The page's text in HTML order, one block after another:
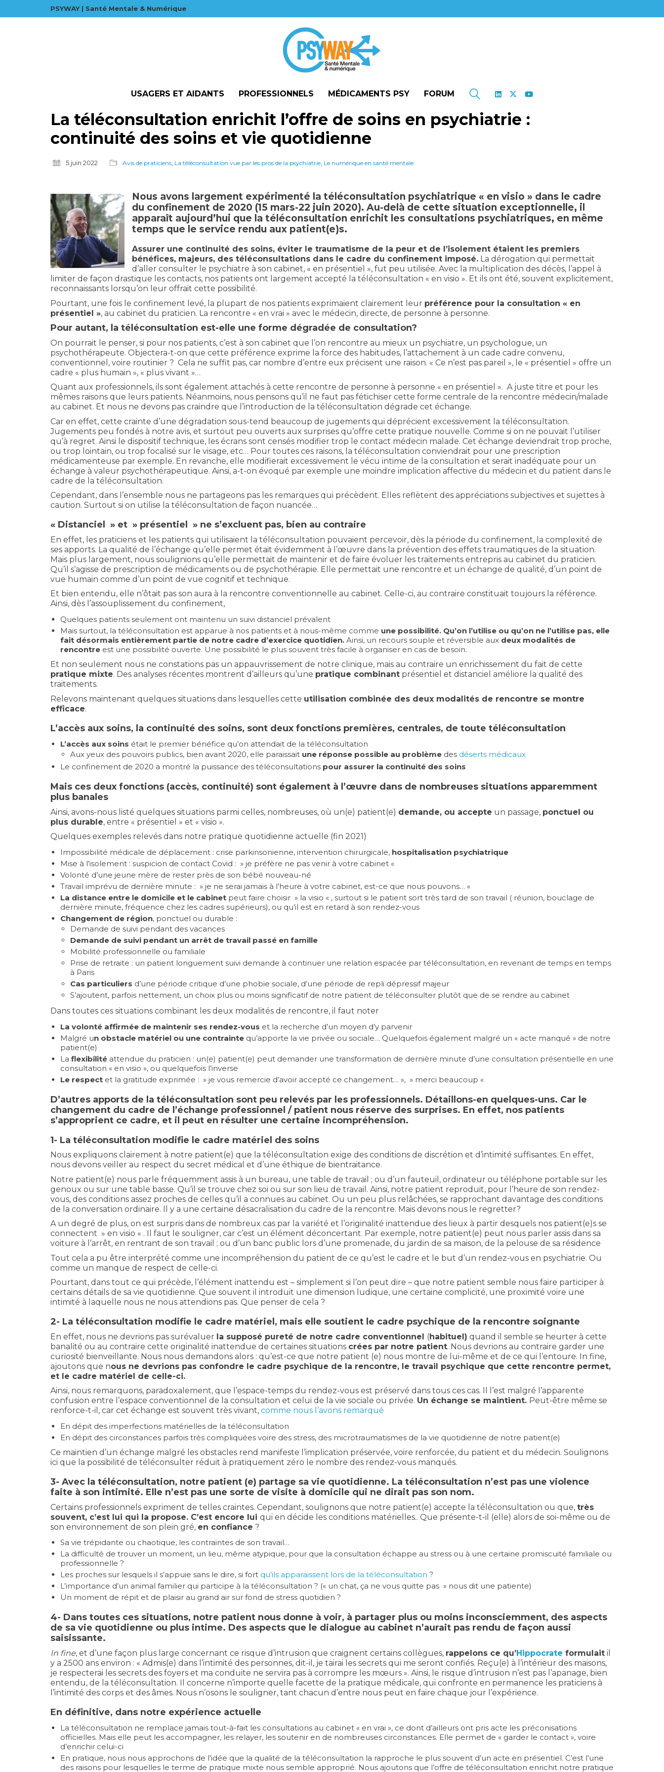
PSYWAY | Santé Mentale & Numérique
USAGERS ET AIDANTS PROFESSIONNELS MÉDICAMENTS PSY FORUM
La téléconsultation enrichit l’offre de soins en psychiatrie :
continuité des soins et vie quotidienne
5 juin 2022 Avis de praticiens La téléconsultation vue par les pros de la psychiatrie Le numérique en santé mentale
Nous avons largement expérimenté la téléconsultation psychiatrique « en visio » dans le cadre
du confinement de 2020 (15 mars-22 juin 2020). Au-delà de cette situation exceptionnelle, il
apparaît aujourd’hui que la téléconsultation enrichit les consultations psychiatriques, en même
temps que le service rendu aux patient(e)s.
Assurer une continuité des soins, éviter le traumatisme de la peur et de l’isolement étaient les premiers
bénéfices, majeurs, des téléconsultations dans le cadre du confinement imposé. La dérogation qui permettait
d’aller consulter le psychiatre à son cabinet, « en présentiel », fut peu utilisée. Avec la multiplication des décès, l’appel à
limiter de façon drastique les contacts, nos patients ont largement accepté la téléconsultation « en visio ». Et ils ont été, souvent explicitement,
reconnaissants lorsqu’on leur offrait cette possibilité.
Pourtant, une fois le confinement levé, la plupart de nos patients exprimaient clairement leur préférence pour la consultation « en
présentiel », au cabinet du praticien. La rencontre « en vrai » avec le médecin, directe, de personne à personne.
Pour autant, la téléconsultation est-elle une forme dégradée de consultation?
On pourrait le penser, si pour nos patients, c’est à son cabinet que l’on rencontre au mieux un psychiatre, un psychologue, un
psychothérapeute. Objectera-t-on que cette préférence exprime la force des habitudes, l’attachement à un cade cadre convenu,
conventionnel, voire routinier ? Cela ne suffit pas, car nombre d’entre eux précisent une raison. « Ce n’est pas pareil », le « présentiel » offre un
cadre « plus humain », « plus vivant »…
Quant aux professionnels, ils sont également attachés à cette rencontre de personne à personne « en présentiel ». A juste titre et pour les
mêmes raisons que leurs patients. Néanmoins, nous pensons qu’il ne faut pas fétichiser cette forme centrale de la rencontre médecin/malade
au cabinet. Et nous ne devons pas craindre que l’introduction de la téléconsultation dégrade cet échange.
Car en effet, cette crainte d’une dégradation sous-tend beaucoup de jugements qui déprécient excessivement la téléconsultation.
Jugements peu fondés à notre avis, et surtout peu ouverts aux surprises qu’offre cette pratique nouvelle. Comme si on ne pouvait l’utiliser
qu’à regret. Ainsi le dispositif technique, les écrans sont censés modifier trop le contact médecin malade. Cet échange deviendrait trop proche,
ou trop lointain, ou trop focalisé sur le visage, etc… Pour toutes ces raisons, la téléconsultation conviendrait pour une prescription
médicamenteuse par exemple. En revanche, elle modifierait excessivement le vécu intime de la consultation et serait inadéquate pour un
échange à valeur psychothérapeutique. Ainsi, a-t-on évoqué par exemple une moindre implication affective du médecin et du patient dans le
cadre de la téléconsultation.
Cependant, dans l’ensemble nous ne partageons pas les remarques qui précèdent. Elles reflètent des appréciations subjectives et sujettes à
caution. Surtout si on utilise la téléconsultation de façon nuancée…
« Distanciel » et » présentiel » ne s’excluent pas, bien au contraire
En effet, les praticiens et les patients qui utilisaient la téléconsultation pouvaient percevoir, dès la période du confinement, la complexité de
ses apports. La qualité de l’échange qu’elle permet était évidemment à l’œuvre dans la prévention des effets traumatiques de la situation.
Mais plus largement, nous soulignions qu’elle permettait de maintenir et de faire évoluer les traitements entrepris au cabinet du praticien.
Qu’il s’agisse de prescription de médicaments ou de psychothérapie. Elle permettait une rencontre et un échange de qualité, d’un point de
vue humain comme d’un point de vue cognitif et technique.
Et bien entendu, elle n’ôtait pas son aura à la rencontre conventionnelle au cabinet. Celle-ci, au contraire constituait toujours la référence.
Ainsi, dès l’assouplissement du confinement,
Quelques patients seulement ont maintenu un suivi distanciel prévalent
Mais surtout, la téléconsultation est apparue à nos patients et à nous-même comme une possibilité. Qu’on l’utilise ou qu’on ne l’utilise pas, elle
fait désormais entièrement partie de notre cadre d’exercice quotidien. Ainsi, un recours souple et réversible aux deux modalités de
rencontre est une possibilité ouverte. Une possibilité le plus souvent très facile à organiser en cas de besoin.
Et non seulement nous ne constations pas un appauvrissement de notre clinique, mais au contraire un enrichissement du fait de cette
pratique mixte. Des analyses récentes montrent d’ailleurs qu’une pratique combinant présentiel et distanciel améliore la qualité des
traitements.
Relevons maintenant quelques situations dans lesquelles cette utilisation combinée des deux modalités de rencontre se montre
efficace.
L’accès aux soins, la continuité des soins, sont deux fonctions premières, centrales, de toute téléconsultation
L’accès aux soins était le premier bénéfice qu’on attendait de la téléconsultation
Aux yeux des pouvoirs publics, bien avant 2020, elle paraissait une réponse possible au problème des déserts médicaux
Le confinement de 2020 a montré la puissance des téléconsultations pour assurer la continuité des soins
Mais ces deux fonctions (accès, continuité) sont également à l’œuvre dans de nombreuses situations apparemment
plus banales
Ainsi, avons-nous listé quelques situations parmi celles, nombreuses, où un(e) patient(e) demande, ou accepte un passage, ponctuel ou
plus durable, entre « présentiel » et « visio ».
Quelques exemples relevés dans notre pratique quotidienne actuelle (fin 2021)
Impossibilité médicale de déplacement : crise parkinsonienne, intervention chirurgicale, hospitalisation psychiatrique
Mise à l’isolement : suspicion de contact Covid : » je préfère ne pas venir à votre cabinet «
Volonté d’une jeune mère de rester près de son bébé nouveau-né
Travail imprévu de dernière minute : » je ne serai jamais à l’heure à votre cabinet, est-ce que nous pouvons… «
La distance entre le domicile et le cabinet peut faire choisir » la visio « , surtout si le patient sort très tard de son travail ( réunion, bouclage de
dernière minute, fréquence chez les cadres supérieurs), ou qu’il est en retard à son rendez-vous
Changement de région, ponctuel ou durable :
Demande de suivi pendant des vacances
Demande de suivi pendant un arrêt de travail passé en famille
Mobilité professionnelle ou familiale
Prise de retraite : un patient longuement suivi demande à continuer une relation espacée par téléconsultation, en revenant de temps en temps
à Paris
Cas particuliers d’une période critique d’une phobie sociale, d’une période de repli dépressif majeur
S’ajoutent, parfois nettement, un choix plus ou moins significatif de notre patient de téléconsulter plutôt que de se rendre au cabinet
Dans toutes ces situations combinant les deux modalités de rencontre, il faut noter
La volonté affirmée de maintenir ses rendez-vous et la recherche d’un moyen d’y parvenir
Malgré un obstacle matériel ou une contrainte qu’apporte la vie privée ou sociale… Quelquefois également malgré un « acte manqué » de notre
patient(e)
La flexibilité attendue du praticien : un(e) patient(e) peut demander une transformation de dernière minute d’une consultation présentielle en une
consultation « en visio », ou quelquefois l’inverse
Le respect et la gratitude exprimée : » je vous remercie d’avoir accepté ce changement… », » merci beaucoup «
D’autres apports de la téléconsultation sont peu relevés par les professionnels. Détaillons-en quelques-uns. Car le
changement du cadre de l’échange professionnel / patient nous réserve des surprises. En effet, nos patients
s’approprient ce cadre, et il peut en résulter une certaine incompréhension.
1- La téléconsultation modifie le cadre matériel des soins
Nous expliquons clairement à notre patient(e) que la téléconsultation exige des conditions de discrétion et d’intimité suffisantes. En effet,
nous devons veiller au respect du secret médical et d’une éthique de bientraitance.
Notre patient(e) nous parle fréquemment assis à un bureau, une table de travail ; ou d’un fauteuil, ordinateur ou téléphone portable sur les
genoux ou sur une table basse. Qu’il se trouve chez soi ou sur son lieu de travail. Ainsi, notre patient reproduit, pour l’heure de son rendez-
vous, des conditions assez proches de celles qu’il a connues au cabinet. Ou un peu plus relâchées, se rapprochant davantage des conditions
de la conversation ordinaire. Il y a une certaine désacralisation du cadre de la rencontre. Mais devons nous le regretter?
A un degré de plus, on est surpris dans de nombreux cas par la variété et l’originalité inattendue des lieux à partir desquels nos patient(e)s se
connectent » en visio « . Il faut le souligner, car c’est un élément déconcertant. Par exemple, notre patient(e) peut nous parler assis dans sa
voiture à l’arrêt, en rentrant de son travail ; ou d’un banc public lors d’une promenade, du jardin de sa maison, de la pelouse de sa résidence
Tout cela a pu être interprété comme une incompréhension du patient de ce qu’est le cadre et le but d’un rendez-vous en psychiatrie. Ou
comme un manque de respect de celle-ci.
Pourtant, dans tout ce qui précède, l’élément inattendu est – simplement si l’on peut dire – que notre patient semble nous faire participer à
certains détails de sa vie quotidienne. Que souvent il introduit une dimension ludique, une certaine complicité, une proximité voire une
intimité à laquelle nous ne nous attendions pas. Que penser de cela ?
2- La téléconsultation modifie le cadre matériel, mais elle soutient le cadre psychique de la rencontre soignante
En effet, nous ne devrions pas surévaluer la supposé pureté de notre cadre conventionnel (habituel) quand il semble se heurter à cette
banalité ou au contraire cette originalité inattendue de certaines situations crées par notre patient. Nous devrions au contraire garder une
curiosité bienveillante. Nous nous demandons alors : qu’est-ce que notre patient (e) nous montre de lui-même et de ce qui l’entoure. In fine,
ajoutons que nous ne devrions pas confondre le cadre psychique de la rencontre, le travail psychique que cette rencontre permet,
et le cadre matériel de celle-ci.
Ainsi, nous remarquons, paradoxalement, que l’espace-temps du rendez-vous est préservé dans tous ces cas. Il l’est malgré l’apparente
confusion entre l’espace conventionnel de la consultation et celui de la vie sociale ou privée. Un échange se maintient. Peut-être même se
renforce-t-il, car cet échange est souvent très vivant, comme nous l’avons remarqué
En dépit des imperfections matérielles de la téléconsultation
En dépit des circonstances parfois très compliquées voire des stress, des microtraumatismes de la vie quotidienne de notre patient(e)
Ce maintien d’un échange malgré les obstacles rend manifeste l’implication préservée, voire renforcée, du patient et du médecin. Soulignons
ici que la possibilité de téléconsulter réduit à pratiquement zéro le nombre des rendez-vous manqués.
3- Avec la téléconsultation, notre patient (e) partage sa vie quotidienne. La téléconsultation n’est pas une violence
faite à son intimité. Elle n’est pas une sorte de visite à domicile qui ne dirait pas son nom.
Certains professionnels expriment de telles craintes. Cependant, soulignons que notre patient(e) accepte la téléconsultation ou que, très
souvent, c’est lui qui la propose. C’est encore lui qui en décide les conditions matérielles.. Que présente-t-il (elle) alors de soi-même ou de
son environnement de son plein gré, en confiance ?
Sa vie trépidante ou chaotique, les contraintes de son travail…
La difficulté de trouver un moment, un lieu, même atypique, pour que la consultation échappe au stress ou à une certaine promiscuité familiale ou
professionnelle ?
Les proches sur lesquels il s’appuie sans le dire, si fort qu’ils apparaissent lors de la téléconsultation ?
L’importance d’un animal familier qui participe à la téléconsultation ? (« un chat, ça ne vous quitte pas » nous dit une patiente)
Un moment de répit et de plaisir au grand air sur fond de stress quotidien ?
4- Dans toutes ces situations, notre patient nous donne à voir, à partager plus ou moins inconsciemment, des aspects
de sa vie quotidienne ou plus intime. Des aspects que le dialogue au cabinet n’aurait pas rendu de façon aussi
saisissante.
In fine, et d’une façon plus large concernant ce risque d’intrusion que craignent certains collègues, rappelons ce qu’Hippocrate formulait il
y a 2500 ans environ : « Admis(e) dans l’intimité des personnes, dit-il, je tairai les secrets qui me seront confiés. Reçu(e) à l’intérieur des maisons,
je respecterai les secrets des foyers et ma conduite ne servira pas à corrompre les mœurs ». Ainsi, le risque d’intrusion n’est pas l’apanage, bien
entendu, de la téléconsultation. Il concerne n’importe quelle facette de la pratique médicale, qui confronte en permanence les praticiens à
l’intimité des corps et des âmes. Nous n’osons le souligner, tant chacun d’entre nous peut en faire chaque jour l’expérience.
En définitive, dans notre expérience actuelle
La téléconsultation ne remplace jamais tout-à-fait les consultations au cabinet « en vrai », ce dont d’ailleurs ont pris acte les préconisations
officielles. Mais elle peut les accompagner, les relayer, les soutenir en de nombreuses circonstances. Elle permet de « garder le contact », voire
d’enrichir celui-ci
En pratique, nous nous approchons de l’idée que la qualité de la téléconsultation la rapproche le plus souvent d’un acte en présentiel. C’est l’une
des raisons pour lesquelles le terme de pratique mixte nous semble approprié. Nous ajoutons que l’offre de téléconsultation enrichit notre pratique